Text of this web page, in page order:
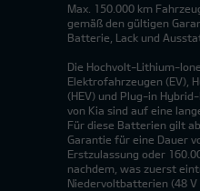
Max. 150.000 km
gemäß den gültigen
Batterie, Lack und
Die Hochvolt-Lithium-
Elektrofahrzeugen (EV),
(HEV) und Plug-in
von Kia sind auf eine
Für diese Batterien gilt
Garantie für eine Dauer
Erstzulassung oder
nachdem, was zuerst
Niedervoltbatterien (48